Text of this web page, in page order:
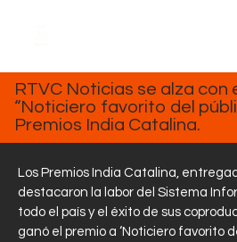
Inicio Real FM
Streaming
En Vivo
Descarga La APP
Programas
2025
RTVC Noticias se alza con
“Noticiero favorito del
Premios India Catalina.
Los Premios India Catalina,
destacaron la labor del Sistema
todo el país y el éxito de sus
ganó el premio a ‘Noticiero favorito